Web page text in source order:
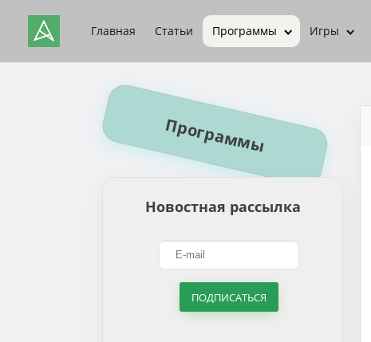
Главная Статьи Программы Игры
Программы
Новостная рассылка
ПОДПИСАТЬСЯ